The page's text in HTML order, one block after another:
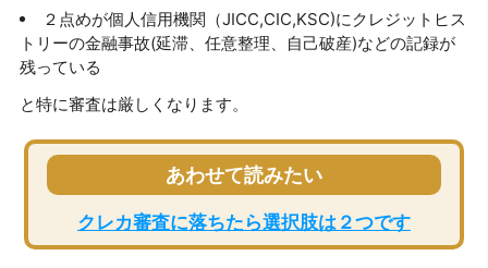
２点めが個人信用機関（JICC,CIC,KSC)にクレジットヒス
トリーの金融事故(延滞、任意整理、自己破産)などの記録が
残っている
と特に審査は厳しくなります。
あわせて読みたい
クレカ審査に落ちたら選択肢は２つです